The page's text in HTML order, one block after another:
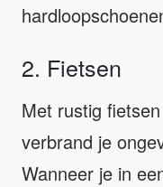
2. Fietsen
Met rustig
verbrand je
Wanneer je in